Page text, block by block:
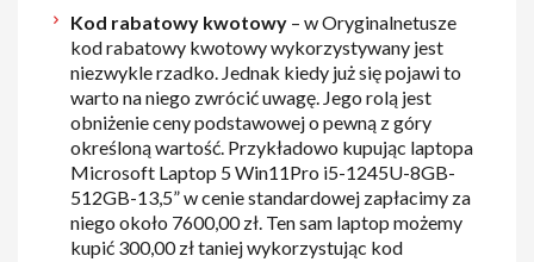
Kod rabatowy kwotowy – w Oryginalnetusze
kod rabatowy kwotowy wykorzystywany jest
niezwykle rzadko. Jednak kiedy już się pojawi to
warto na niego zwrócić uwagę. Jego rolą jest
obniżenie ceny podstawowej o pewną z góry
określoną wartość. Przykładowo kupując laptopa
Microsoft Laptop 5 Win11Pro i5-1245U-8GB-
512GB-13,5” w cenie standardowej zapłacimy za
niego około 7600,00 zł. Ten sam laptop możemy
kupić 300,00 zł taniej wykorzystując kod